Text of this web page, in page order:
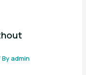
Byadmin